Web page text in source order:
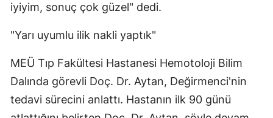
iyiyim, sonuç çok güzel" dedi.
"Yarı uyumlu ilik nakli yaptık"
MEÜ Tıp Fakültesi Hastanesi Hemotoloji Bilim
Dalında görevli Doç. Dr. Aytan, Değirmenci'nin
tedavi sürecini anlattı. Hastanın ilk 90 günü